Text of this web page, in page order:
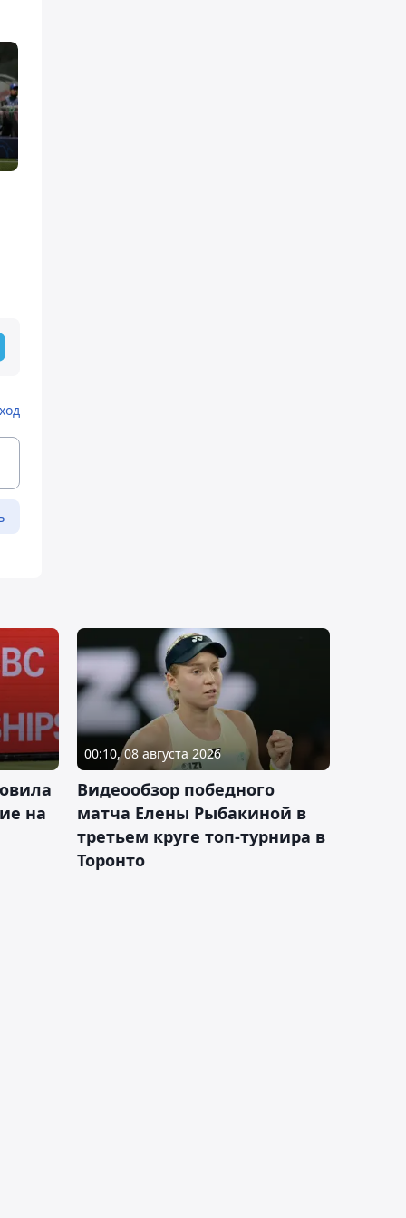
на
00:10, 08 августа 2026
Видеообзор победного
матча Елены Рыбакиной в
третьем круге топ-турнира в
Торонто